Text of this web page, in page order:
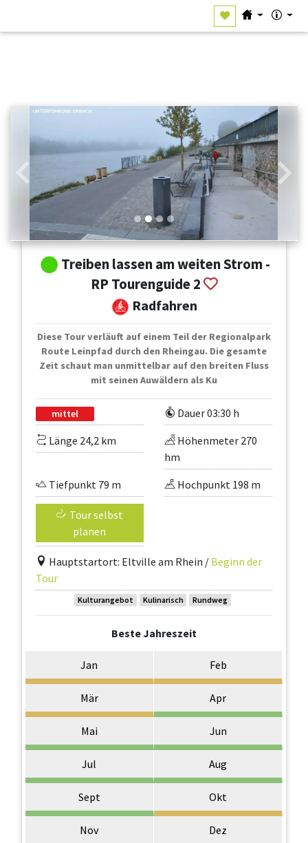
Zurück
Treiben lassen am weiten Strom -
RP Tourenguide 2
Radfahren
Diese Tour verläuft auf einem Teil der Regionalpark
Route Leinpfad durch den Rheingau. Die gesamte
Zeit schaut man unmittelbar auf den breiten Fluss
mit seinen Auwäldern als Ku
mittel
Dauer 03:30 h
Länge 24,2 km
Höhenmeter 270
hm
Tiefpunkt 79 m
Hochpunkt 198 m
Tour selbst
planen
Hauptstartort: Eltville am Rhein / Beginn der
Tour
Kulturangebot Kulinarisch Rundweg
Beste Jahreszeit
Jan Feb
Mär Apr
Mai Jun
Jul Aug
Sept Okt
Nov Dez